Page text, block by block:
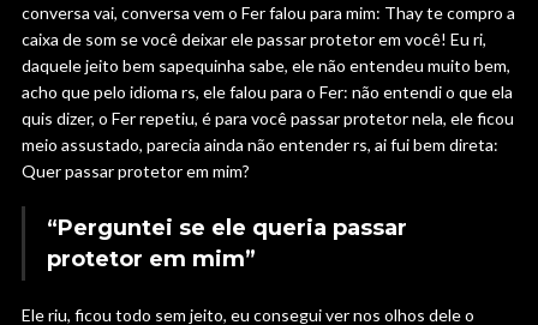
conversa vai, conversa vem o Fer falou para mim: Thay te compro a
caixa de som se você deixar ele passar protetor em você! Eu ri,
daquele jeito bem sapequinha sabe, ele não entendeu muito bem,
acho que pelo idioma rs, ele falou para o Fer: não entendi o que ela
quis dizer, o Fer repetiu, é para você passar protetor nela, ele ficou
meio assustado, parecia ainda não entender rs, ai fui bem direta:
Quer passar protetor em mim?
“Perguntei se ele queria passar
protetor em mim”
Ele riu, ficou todo sem jeito, eu consegui ver nos olhos dele o